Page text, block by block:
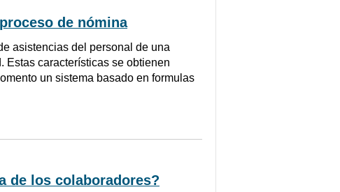
de nómina
asistencias del personal de una
Estas características se obtienen
un sistema basado en formulas
de los colaboradores?